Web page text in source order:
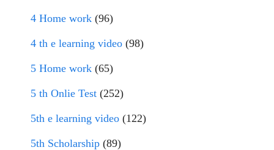
4 Home work (96)
4 th e learning video (98)
5 Home work (65)
5 th Onlie Test (252)
5th e learning video (122)
5th Scholarship (89)